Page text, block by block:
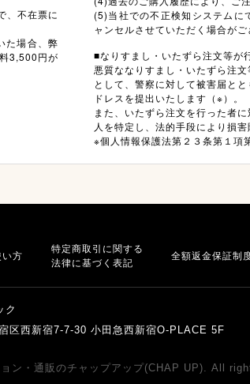
、不在票に
た場合、弊
3,500円が
(5)当社での不正検知システムに
ャンセルさせていただく場合がご
■なりすまし・いたずら注文等が
悪質ななりすまし・いたずら注
として、警察に対して被害届と
ドレスを提出いたします（※）。
また、いたずら注文を行った者
人を特定し、法的手段により損
※個人情報保護法第２３条第１項
い方
特定商取引に関する
法律に基づく表記
全額返金保証制
ク
区西新宿7-7-30 小田急西新宿O-PLACE 5F
ン・通販のチャップアップ(CHAP UP). All